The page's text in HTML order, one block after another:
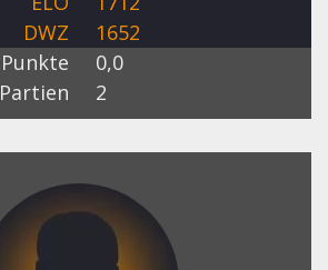
DWZ
1652
Punkte
0,0
Partien
2